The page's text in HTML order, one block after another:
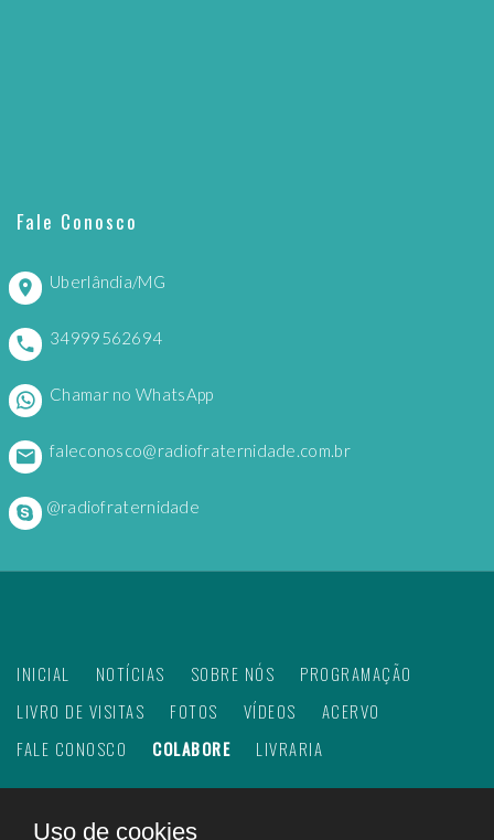
Fale Conosco
Uberlândia/MG
34999562694
Chamar no WhatsApp
faleconosco@radiofraternidade.com.br
@radiofraternidade
INICIAL NOTÍCIAS SOBRE NÓS
PROGRAMAÇÃO
LIVRO DE VISITAS
FOTOS VÍDEOS
ACERVO
FALE CONOSCO
COLABORE LIVRARIA
Uso de cookies